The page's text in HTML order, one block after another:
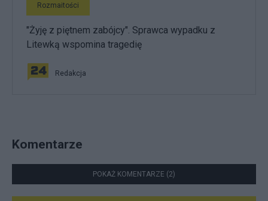
Rozmaitości
"Żyję z piętnem zabójcy". Sprawca wypadku z
Litewką wspomina tragedię
Redakcja
Komentarze
POKAŻ KOMENTARZE (2)